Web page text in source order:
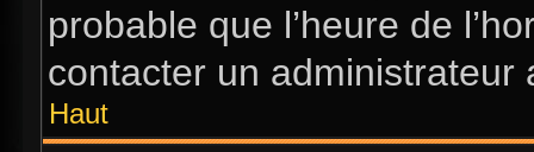
probable que l’heure de
contacter un
Haut